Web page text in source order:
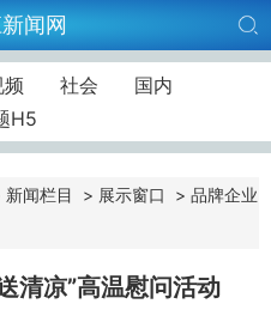
闻网
频 社会
国内
H5
新闻栏目 > 展示窗口 > 品牌企业
清凉”高温慰问活动